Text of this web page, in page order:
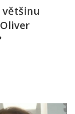
většinu